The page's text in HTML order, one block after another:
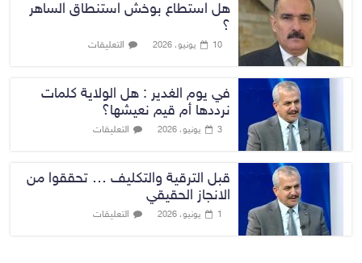
هل استطاع بوخش استنطاق الساهر
؟
10 يونيو، 2026 التعليقات
في يوم الغدير : هل الولاية كلمات
نرددها أم قيم نعيشها؟
3 يونيو، 2026 التعليقات
قبل الترقية والتكليف … تحققوا من
الانجاز الحقيقي
1 يونيو، 2026 التعليقات